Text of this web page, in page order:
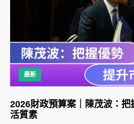
最新
2026財政預算案｜陳茂波：
活質素